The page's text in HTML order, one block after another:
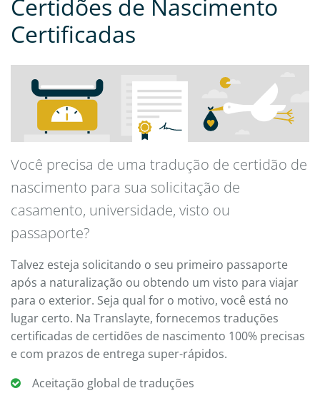
Certidões de Nascimento
Certificadas
Você precisa de uma tradução de certidão de
nascimento para sua solicitação de
casamento, universidade, visto ou
passaporte?
Talvez esteja solicitando o seu primeiro passaporte
após a naturalização ou obtendo um visto para viajar
para o exterior. Seja qual for o motivo, você está no
lugar certo. Na Translayte, fornecemos traduções
certificadas de certidões de nascimento 100% precisas
e com prazos de entrega super-rápidos.
Aceitação global de traduções